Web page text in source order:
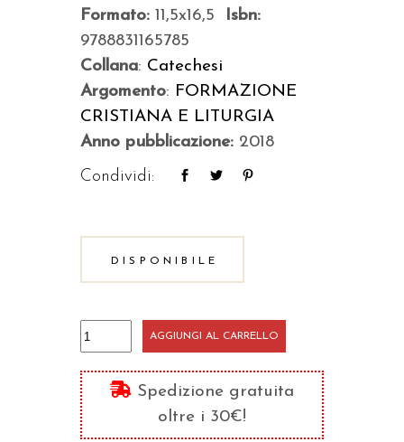
Formato: 11,5x16,5
Isbn:
9788831165785
Collana: Catechesi
Argomento: FORMAZIONE
CRISTIANA E LITURGIA
Anno pubblicazione: 2018
Condividi:
DISPONIBILE
Viviamo
insieme
il
Vangelo
-
AGGIUNGI AL CARRELLO
Spedizione gratuita
oltre i 30€!